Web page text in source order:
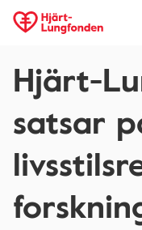
Hjärt-
satsar